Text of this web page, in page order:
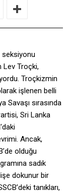
seksiyonu
Lev Troçki,
Troçkizmin
işlenen belli
Savaşı sırasında
Sri Lanka
Ancak,
olduğu
sadık
dokunur bir
tanıkları,